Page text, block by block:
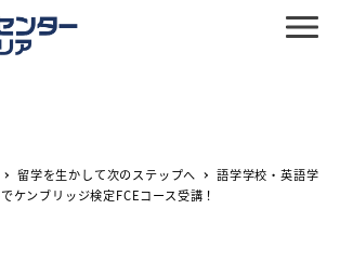
留学を生かして次のステップへ
語学学校・英語学
ケンブリッジ検定FCEコース受講！